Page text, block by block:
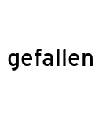
gefallen